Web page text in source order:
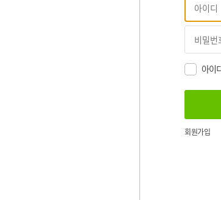
아이
회원가입